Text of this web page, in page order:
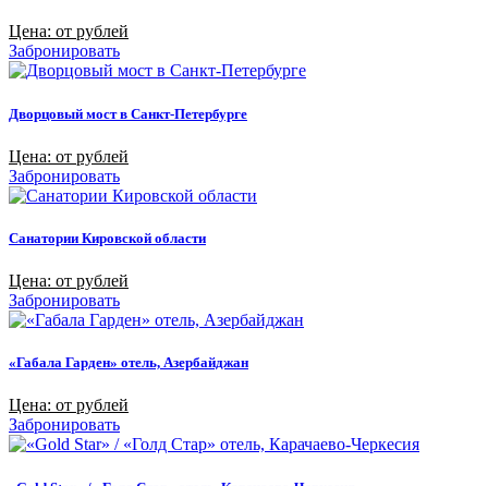
Цена: от рублей
Забронировать
Дворцовый мост в Санкт-Петербурге
Цена: от рублей
Забронировать
Санатории Кировской области
Цена: от рублей
Забронировать
«Габала Гарден» отель, Азербайджан
Цена: от рублей
Забронировать